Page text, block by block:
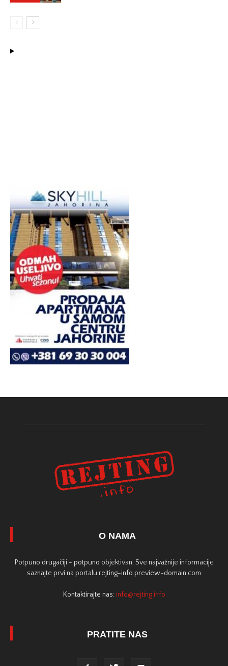
O NAMA
Potpuno drugačiji - potpuno objektivan. Sve najvažnije informacije
saznajte prvi na portalu rejting-info.preview-domain.com
Kontaktirajte nas: info@rejting.info
PRATITE NAS